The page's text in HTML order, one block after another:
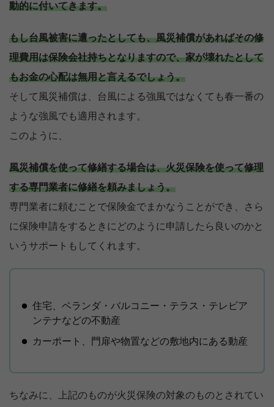
動的に付いてきます。
もし台風被害に遭ったとしても、風災補償があればその修
理費用は保険会社持ちとなりますので、家が壊れたとして
もお金の心配は無用と言えるでしょう。
そして風災補償は、台風による強風ではなくても春一番の
ような強風でも適用されます。
このように、
風災補償を使って修繕する場合は、火災保険を使って修理
する専門業者に修繕を頼みましょう。
専門業者に頼むことで保険金でまかなうことができ、さら
に保険申請をするときにどのように申請したら良いのかと
いうサポートもしてくれます。
住宅、ベランダ・バルコニー・テラス・テレビア
ンテナなどの不動産
カーポート、門扉や物置などの敷地内にある動産
ちなみに、上記のものが火災保険の対象のものとされてい